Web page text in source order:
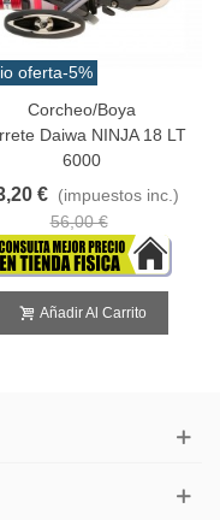
oferta-5%
Corcheo/Boya
Daiwa NINJA 18 LT
6000
€ (impuestos inc.)
56,00 €
Añadir Al Carrito